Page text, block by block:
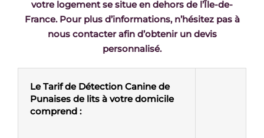
votre logement se situe en dehors de l’Île-de-
France. Pour plus d’informations, n’hésitez pas à
nous contacter afin d’obtenir un devis
personnalisé.
Le Tarif de Détection Canine de
Punaises de lits à votre domicile
comprend :